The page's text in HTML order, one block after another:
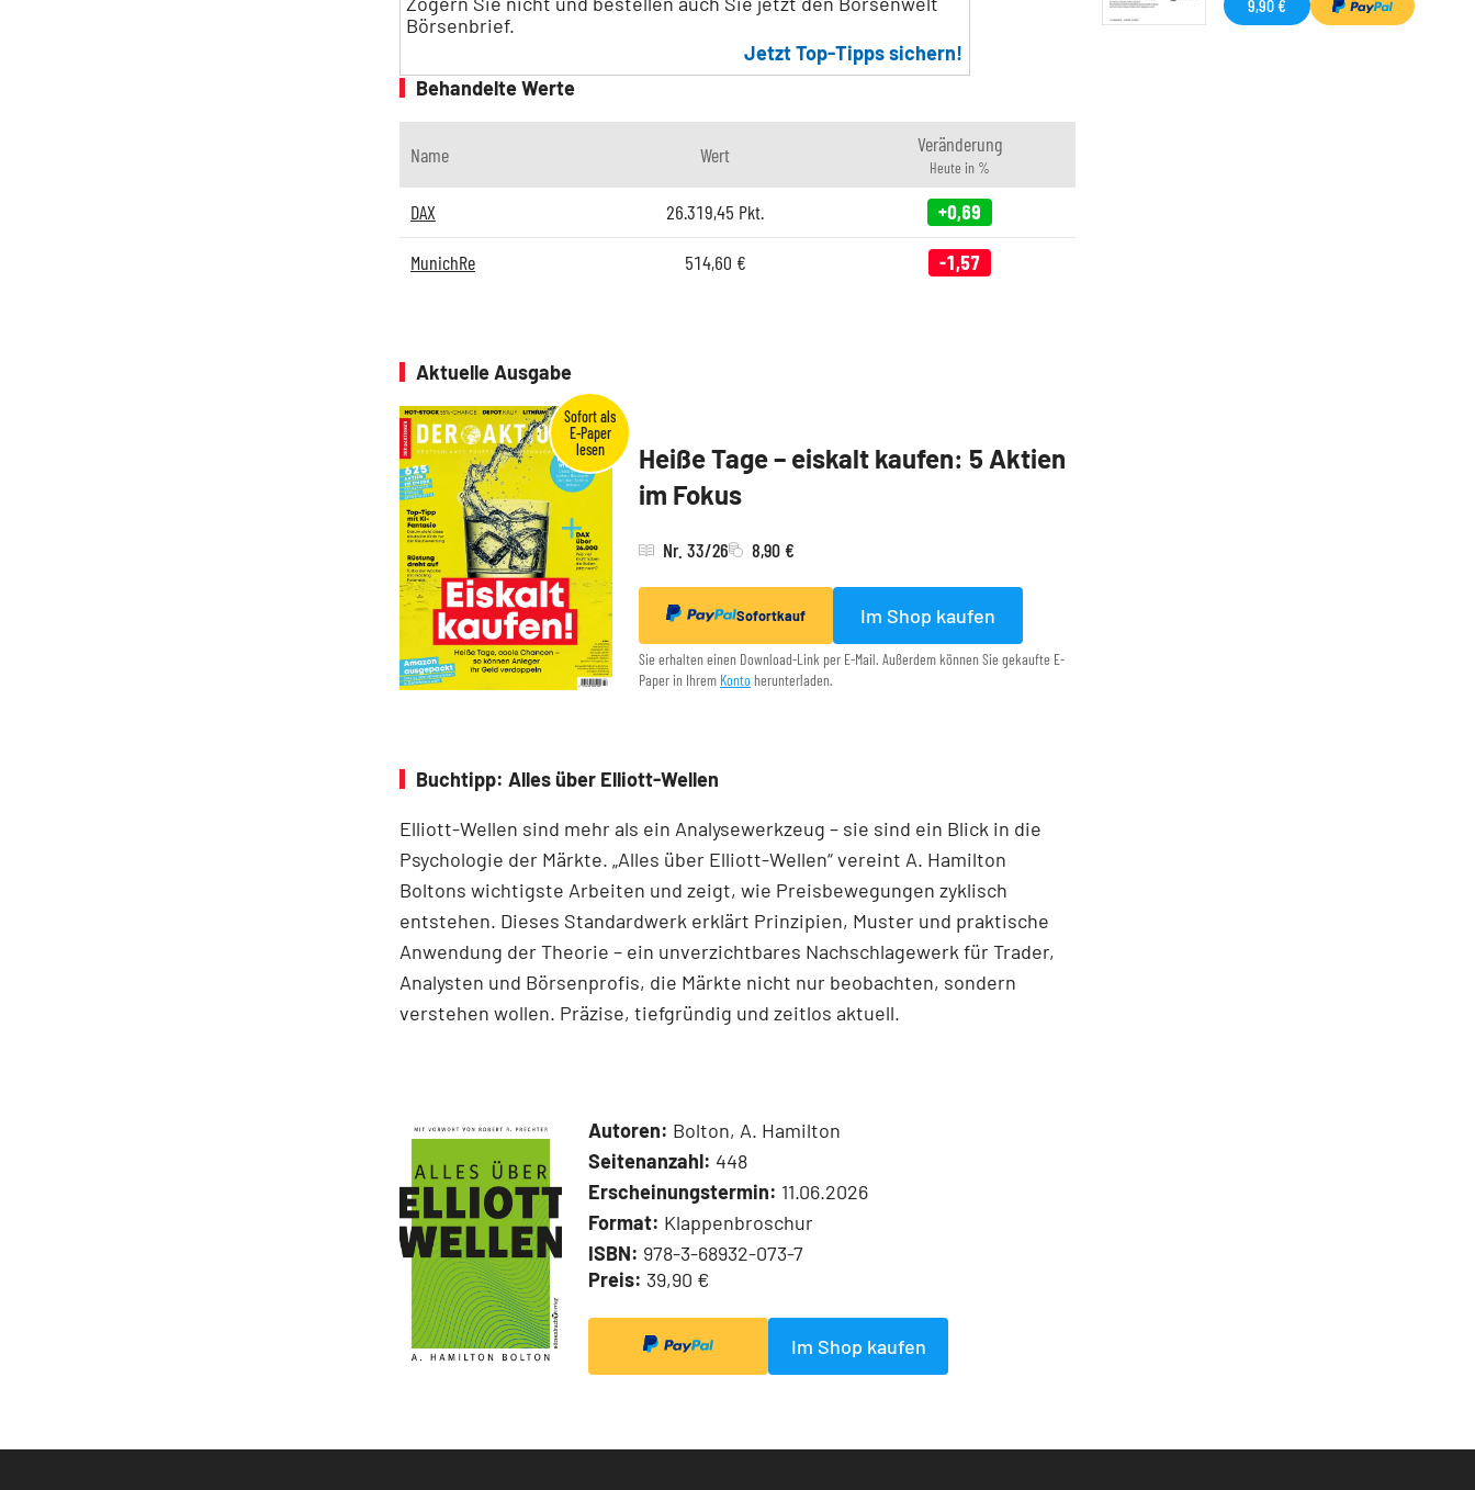
Börsenbrief.
Jetzt Top-Tipps sichern!
Behandelte Werte
Name Wert Veränderung
Heute in %
DAX 26.319,45 Pkt. +0,69
MunichRe 514,60 € -1,57
Aktuelle Ausgabe
Heiße Tage – eiskalt kaufen: 5 Aktien
im Fokus
Nr. 33/26 8,90 €
Sofortkauf Im Shop kaufen
Sie erhalten einen Download-Link per E-Mail. Außerdem können Sie gekaufte E-
Paper in Ihrem Konto herunterladen.
Buchtipp: Alles über Elliott-Wellen
Elliott-Wellen sind mehr als ein Analysewerkzeug – sie sind ein Blick in die
Psychologie der Märkte. „Alles über Elliott-Wellen“ vereint A. Hamilton
Boltons wichtigste Arbeiten und zeigt, wie Preisbewegungen zyklisch
entstehen. Dieses Standardwerk erklärt Prinzipien, Muster und praktische
Anwendung der Theorie – ein unverzichtbares Nachschlagewerk für Trader,
Analysten und Börsenprofis, die Märkte nicht nur beobachten, sondern
verstehen wollen. Präzise, tiefgründig und zeitlos aktuell.
Autoren: Bolton, A. Hamilton
Seitenanzahl: 448
Erscheinungstermin: 11.06.2026
Format: Klappenbroschur
ISBN: 978-3-68932-073-7
Preis: 39,90 €
Im Shop kaufen
9,90 €